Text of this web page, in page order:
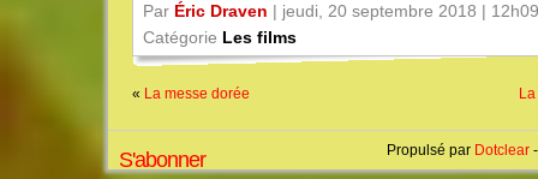
Par Éric Draven | jeudi, 20 septembre 2018 | 12h09
Catégorie Les films
« La messe dorée
S'abonner Propulsé par Dotclear